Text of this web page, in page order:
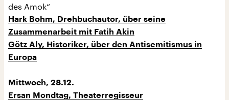
des Amok“
Hark Bohm, Drehbuchautor, über seine
Zusammenarbeit mit Fatih Akin
Götz Aly, Historiker, über den Antisemitismus in
Europa
Mittwoch, 28.12.
Ersan Mondtag, Theaterregisseur